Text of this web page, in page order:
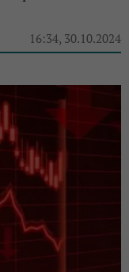
16:34, 30.10.2024